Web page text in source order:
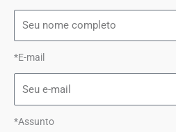
*E-mail
*Assunto